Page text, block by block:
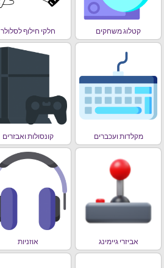
קטלוג משחקים חלקי חילוף לסלולר
מקלדות ועכברים קונסולות ואבזרים
אביזרי גיימינג אוזניות